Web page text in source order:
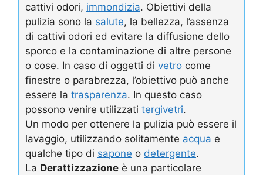
cattivi odori, immondizia. Obiettivi della
pulizia sono la salute, la bellezza, l’assenza
di cattivi odori ed evitare la diffusione dello
sporco e la contaminazione di altre persone
o cose. In caso di oggetti di vetro come
finestre o parabrezza, l’obiettivo può anche
essere la trasparenza. In questo caso
possono venire utilizzati tergivetri.
Un modo per ottenere la pulizia può essere il
lavaggio, utilizzando solitamente acqua e
qualche tipo di sapone o detergente.
La Derattizzazione è una particolare